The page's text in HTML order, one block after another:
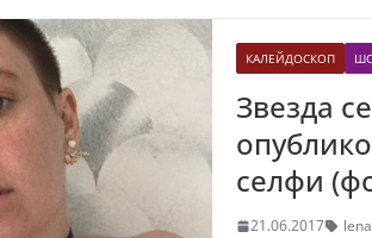
КАЛЕЙДОСКОП
Звезда
селфи
21.06.2017